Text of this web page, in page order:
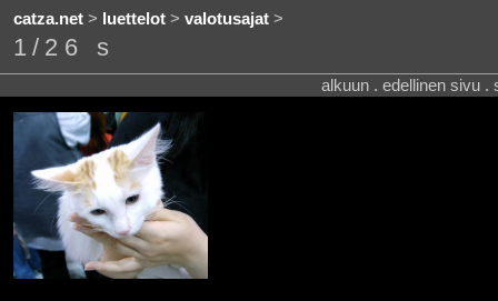
catza.net> luettelot> valotusajat>
1/26 s
alkuun . edellinen sivu .